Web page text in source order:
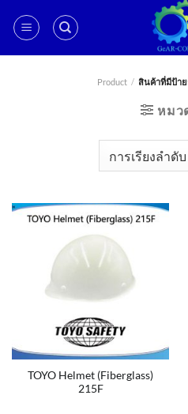
Product / สินค้าที่มีป้าย
หมว
TOYO Helmet (Fiberglass)
215F